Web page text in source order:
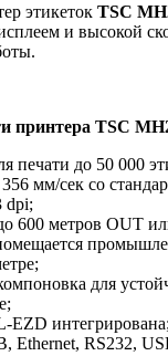
этикеток TSC
и высокой
принтера TSC
печати до 50 000
мм/сек со
dpi;
600 метров OUT
для
EZD интегрирована;
Ethernet, RS232,